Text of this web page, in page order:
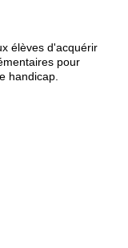
élèves d'acquérir
pour
handicap.